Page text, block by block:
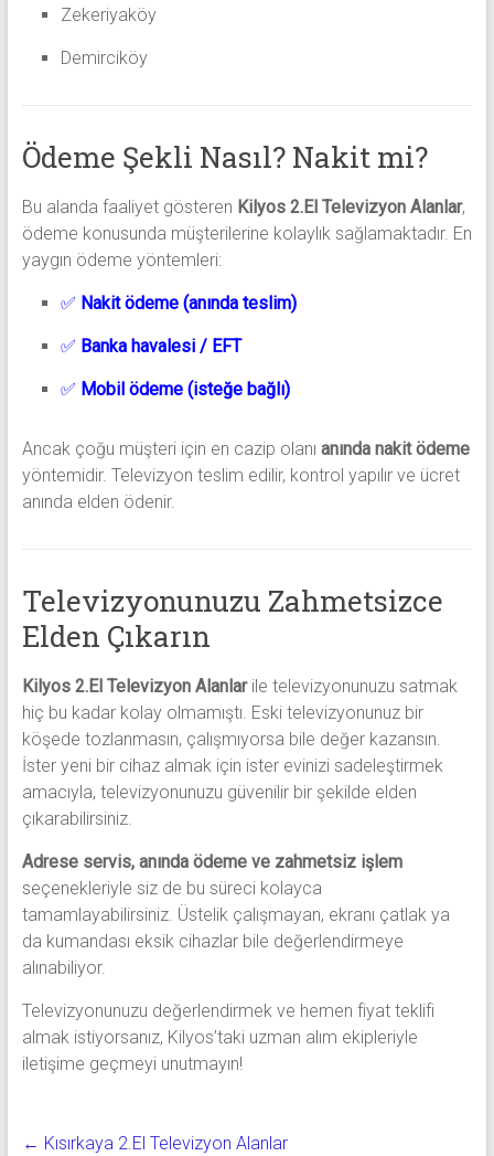
Zekeriyaköy
Demirciköy
Ödeme Şekli Nasıl? Nakit mi?
Bu alanda faaliyet gösteren Kilyos 2.El Televizyon Alanlar,
ödeme konusunda müşterilerine kolaylık sağlamaktadır. En
yaygın ödeme yöntemleri:
✅ Nakit ödeme (anında teslim)
✅ Banka havalesi / EFT
✅ Mobil ödeme (isteğe bağlı)
Ancak çoğu müşteri için en cazip olanı anında nakit ödeme
yöntemidir. Televizyon teslim edilir, kontrol yapılır ve ücret
anında elden ödenir.
Televizyonunuzu Zahmetsizce
Elden Çıkarın
Kilyos 2.El Televizyon Alanlarile televizyonunuzu satmak
hiç bu kadar kolay olmamıştı. Eski televizyonunuz bir
köşede tozlanmasın, çalışmıyorsa bile değer kazansın.
İster yeni bir cihaz almak için ister evinizi sadeleştirmek
amacıyla, televizyonunuzu güvenilir bir şekilde elden
çıkarabilirsiniz.
Adrese servis, anında ödeme ve zahmetsiz işlem
seçenekleriyle siz de bu süreci kolayca
tamamlayabilirsiniz. Üstelik çalışmayan, ekranı çatlak ya
da kumandası eksik cihazlar bile değerlendirmeye
alınabiliyor.
Televizyonunuzu değerlendirmek ve hemen fiyat teklifi
almak istiyorsanız, Kilyos’taki uzman alım ekipleriyle
iletişime geçmeyi unutmayın!
← Kısırkaya 2.El Televizyon Alanlar